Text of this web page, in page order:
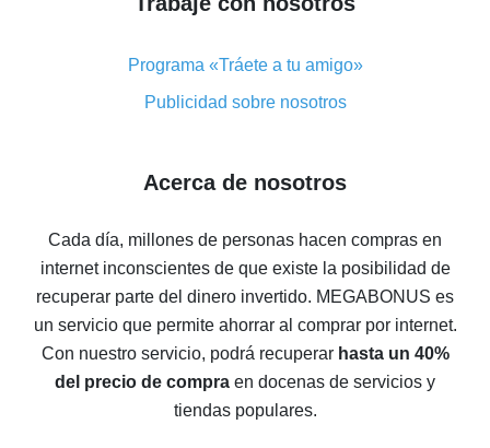
compras
AliExpress
Cómo obtener el reembolso en AliExpress: formas
sencillas de recuperar el dinero
Reembolso del 10% en AliExpress: lo imposible es
posible
El reembolso más rentable en AliExpress: cómo
encontrarlo
Programa «Tráete a tu amigo»
Publicidad sobre nosotros
Acerca de nosotros
Cada día, millones de personas hacen compras en
internet inconscientes de que existe la posibilidad de
recuperar parte del dinero invertido. MEGABONUS es
un servicio que permite ahorrar al comprar por internet.
Con nuestro servicio, podrá recuperar hasta un 40%
del precio de compra en docenas de servicios y
tiendas populares.